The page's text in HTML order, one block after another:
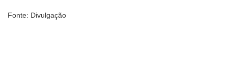
Fonte: Divulgação